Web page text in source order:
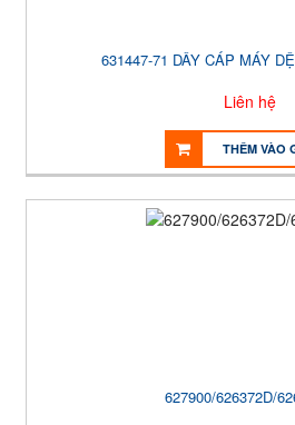
631447-71 DÂY CÁP MÁY
Liên hệ
THÊM VÀO
627900/626372D/